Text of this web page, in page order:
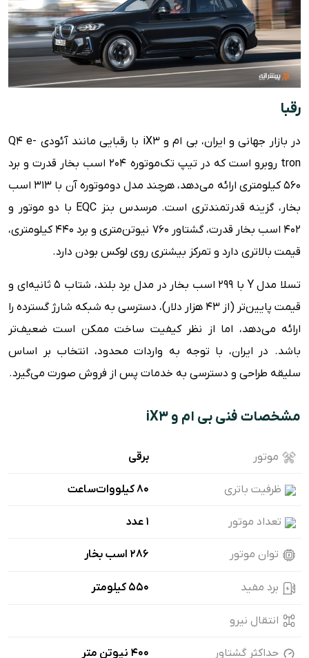
رقبا
در بازار جهانی و ایران، بی ام و iX3 با رقبایی مانند آئودی Q4 e-
tron روبرو است که در تیپ تک‌موتوره 204 اسب بخار قدرت و برد
560 کیلومتری ارائه می‌دهد، هرچند مدل دوموتوره آن با 313 اسب
بخار، گزینه قدرتمندتری است. مرسدس بنز EQC با دو موتور و
402 اسب بخار قدرت، گشتاور 760 نیوتن‌متری و برد 440 کیلومتری،
قیمت بالاتری دارد و تمرکز بیشتری روی لوکس بودن دارد.
تسلا مدل Y با 299 اسب بخار در مدل برد بلند، شتاب 5 ثانیه‌ای و
قیمت پایین‌تر (از 43 هزار دلار)، دسترسی به شبکه شارژ گسترده را
ارائه می‌دهد، اما از نظر کیفیت ساخت ممکن است ضعیف‌تر
باشد. در ایران، با توجه به واردات محدود، انتخاب بر اساس
سلیقه طراحی و دسترسی به خدمات پس از فروش صورت می‌گیرد.
مشخصات فنی بی ام و iX3
موتور برقی
ظرفیت باتری 80 کیلووات‌ساعت
تعداد موتور 1 عدد
توان موتور 286 اسب بخار
برد مفید 550 کیلومتر
انتقال نیرو
حداکثر گشتاور 400 نیوتن متر